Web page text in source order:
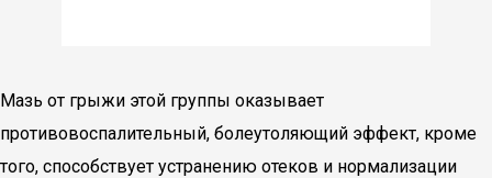
Мазь от грыжи этой группы оказывает
противовоспалительный, болеутоляющий эффект, кроме
того, способствует устранению отеков и нормализации